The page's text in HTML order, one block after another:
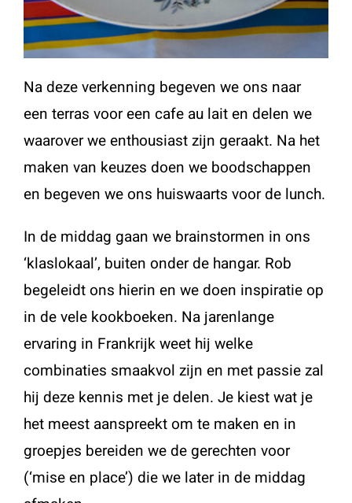
Na deze verkenning begeven we ons naar
een terras voor een cafe au lait en delen we
waarover we enthousiast zijn geraakt. Na het
maken van keuzes doen we boodschappen
en begeven we ons huiswaarts voor de lunch.
In de middag gaan we brainstormen in ons
‘klaslokaal’, buiten onder de hangar. Rob
begeleidt ons hierin en we doen inspiratie op
in de vele kookboeken. Na jarenlange
ervaring in Frankrijk weet hij welke
combinaties smaakvol zijn en met passie zal
hij deze kennis met je delen. Je kiest wat je
het meest aanspreekt om te maken en in
groepjes bereiden we de gerechten voor
(‘mise en place’) die we later in de middag